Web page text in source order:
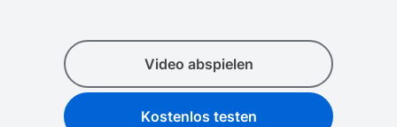
Video abspielen
Kostenlos testen